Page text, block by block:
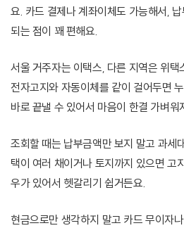
요. 카드 결제나 계좌이체도 가능해서,
되는 점이 꽤 편해요.
서울 거주자는 이택스, 다른 지역은 위택
전자고지와 자동이체를 같이 걸어두면
바로 끝낼 수 있어서 마음이 한결 가벼워
조회할 때는 납부금액만 보지 말고 과세
택이 여러 채이거나 토지까지 있으면 고
우가 있어서 헷갈리기 쉽거든요.
현금으로만 생각하지 말고 카드 무이자